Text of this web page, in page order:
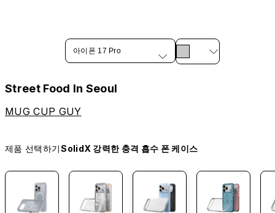
아이폰 17 Pro
Street Food In Seoul
MUG CUP GUY
제품 선택하기SolidX 강력한 충격 흡수 폰 케이스